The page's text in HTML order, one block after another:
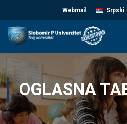
Srpski
Webmail
OGLASNA